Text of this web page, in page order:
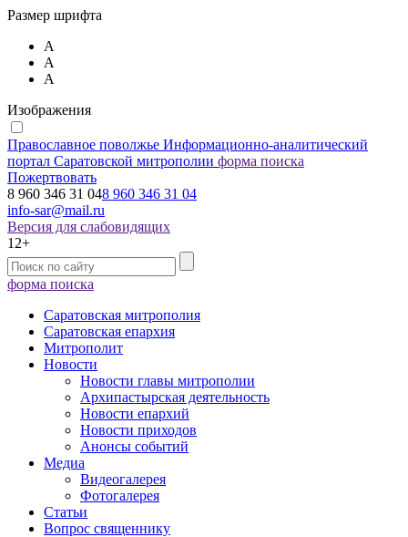
Размер шрифта
А
А
А
Изображения
Православное поволжье Информационно-аналитический
портал Саратовской митрополии форма поиска
Пожертвовать
8 960 346 31 048 960 346 31 04
info-sar@mail.ru
Версия для слабовидящих
12+
форма поиска
Саратовская митрополия
Саратовская епархия
Митрополит
Новости
Новости главы митрополии
Архипастырская деятельность
Новости епархий
Новости приходов
Анонсы событий
Медиа
Видеогалерея
Фотогалерея
Статьи
Вопрос священнику